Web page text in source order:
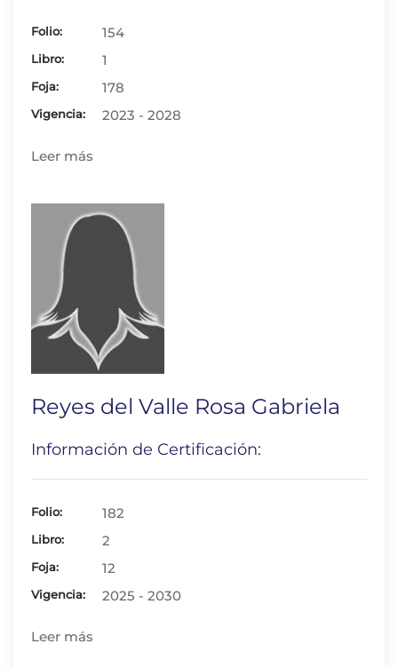
Folio: 154
Libro: 1
Foja: 178
Vigencia: 2023 - 2028
Leer más
Reyes del Valle Rosa Gabriela
Información de Certificación:
Folio: 182
Libro: 2
Foja: 12
Vigencia: 2025 - 2030
Leer más